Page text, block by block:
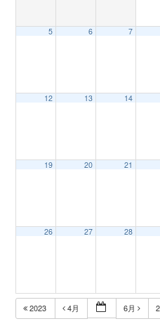
5 6 7
12 13 14
19 20 21
26 27 28
2023 4月 6月